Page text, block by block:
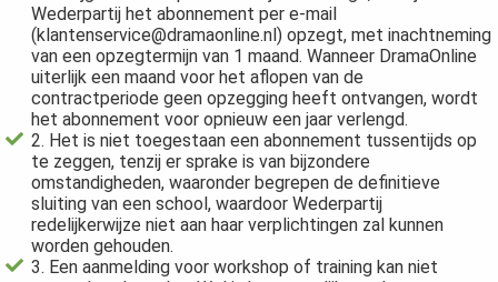
Wederpartij het abonnement per e-mail
(klantenservice@dramaonline.nl) opzegt, met inachtneming
van een opzegtermijn van 1 maand. Wanneer DramaOnline
uiterlijk een maand voor het aflopen van de
contractperiode geen opzegging heeft ontvangen, wordt
het abonnement voor opnieuw een jaar verlengd.
2. Het is niet toegestaan een abonnement tussentijds op
te zeggen, tenzij er sprake is van bijzondere
omstandigheden, waaronder begrepen de definitieve
sluiting van een school, waardoor Wederpartij
redelijkerwijze niet aan haar verplichtingen zal kunnen
worden gehouden.
3. Een aanmelding voor workshop of training kan niet